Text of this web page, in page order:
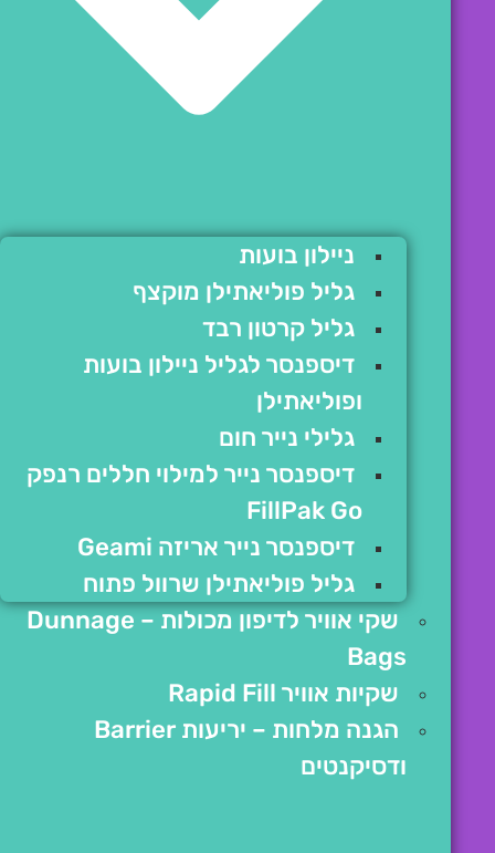
ניילון בועות
גליל פוליאתילן מוקצף
גליל קרטון רבד
דיספנסר לגליל ניילון בועות
ופוליאתילן
גלילי נייר חום
דיספנסר נייר למילוי חללים רנפק
FillPak Go
דיספנסר נייר אריזה Geami
גליל פוליאתילן שרוול פתוח
שקי אוויר לדיפון מכולות – Dunnage
Bags
שקיות אוויר Rapid Fill
הגנה מלחות – יריעות Barrier
ודסיקנטים